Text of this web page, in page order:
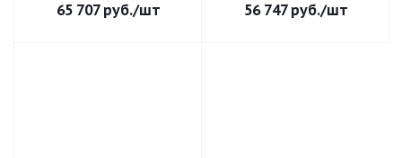
65 707руб./шт 56 747руб./шт